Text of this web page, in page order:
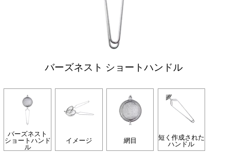
バーズネスト ショートハンドル
バーズネスト
ショートハンド
ル
イメージ 網目 短く作成された
ハンドル